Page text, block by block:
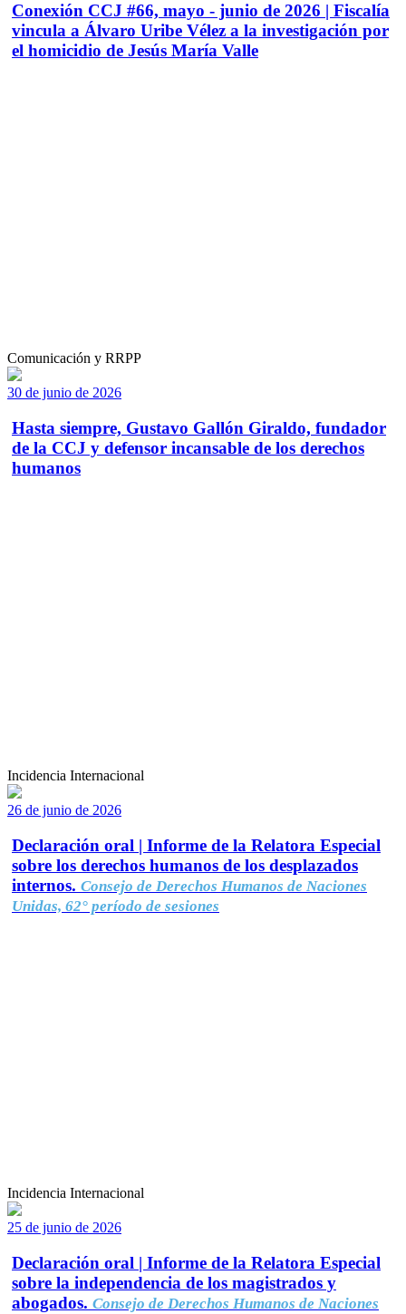
Conexión CCJ #66, mayo - junio de 2026 | Fiscalía
vincula a Álvaro Uribe Vélez a la investigación por
el homicidio de Jesús María Valle
Comunicación y RRPP
30 de junio de 2026
Hasta siempre, Gustavo Gallón Giraldo, fundador
de la CCJ y defensor incansable de los derechos
humanos
Incidencia Internacional
26 de junio de 2026
Declaración oral | Informe de la Relatora Especial
sobre los derechos humanos de los desplazados
internos. Consejo de Derechos Humanos de Naciones
Unidas, 62° período de sesiones
Incidencia Internacional
25 de junio de 2026
Declaración oral | Informe de la Relatora Especial
sobre la independencia de los magistrados y
abogados. Consejo de Derechos Humanos de Naciones